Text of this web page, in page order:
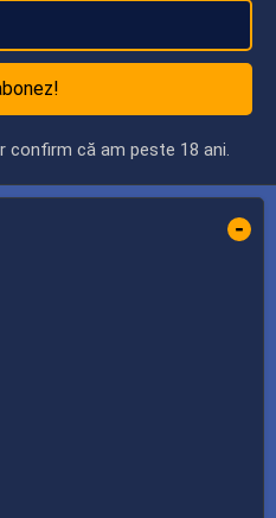
confirm că am peste 18 ani.
-